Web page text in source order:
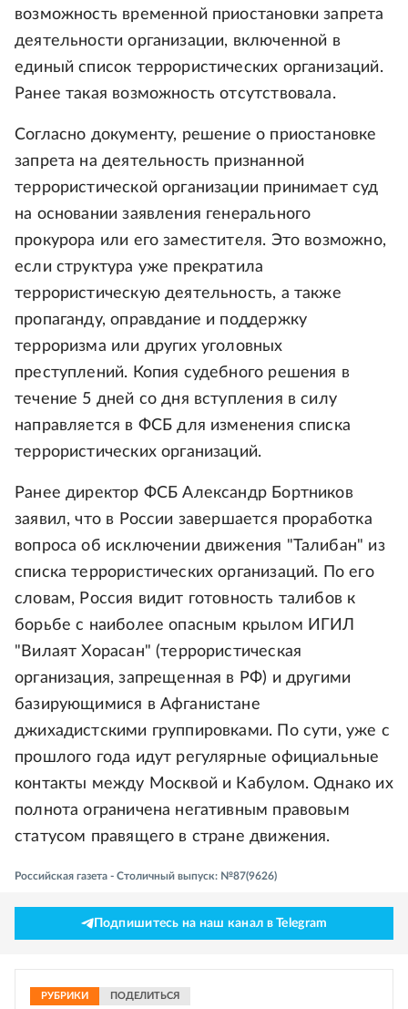
возможность временной приостановки запрета
деятельности организации, включенной в
единый список террористических организаций.
Ранее такая возможность отсутствовала.
Согласно документу, решение о приостановке
запрета на деятельность признанной
террористической организации принимает суд
на основании заявления генерального
прокурора или его заместителя. Это возможно,
если структура уже прекратила
террористическую деятельность, а также
пропаганду, оправдание и поддержку
терроризма или других уголовных
преступлений. Копия судебного решения в
течение 5 дней со дня вступления в силу
направляется в ФСБ для изменения списка
террористических организаций.
Ранее директор ФСБ Александр Бортников
заявил, что в России завершается проработка
вопроса об исключении движения "Талибан" из
списка террористических организаций. По его
словам, Россия видит готовность талибов к
борьбе с наиболее опасным крылом ИГИЛ
"Вилаят Хорасан" (террористическая
организация, запрещенная в РФ) и другими
базирующимися в Афганистане
джихадистскими группировками. По сути, уже с
прошлого года идут регулярные официальные
контакты между Москвой и Кабулом. Однако их
полнота ограничена негативным правовым
статусом правящего в стране движения.
Российская газета - Столичный выпуск: №87(9626)
Подпишитесь на наш канал в Telegram
РУБРИКИ ПОДЕЛИТЬСЯ